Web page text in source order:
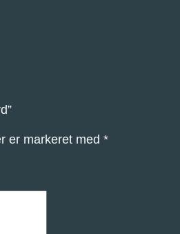
e
er markeret med *